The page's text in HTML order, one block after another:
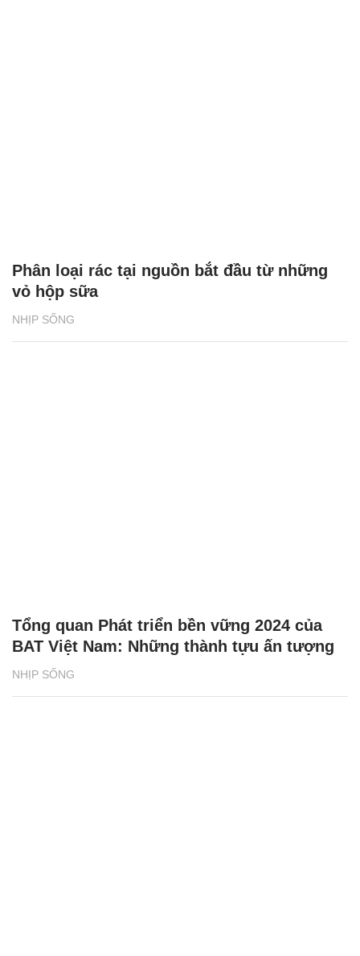
NHỊP SỐNG
Phân loại rác tại nguồn bắt đầu từ những
vỏ hộp sữa
NHỊP SỐNG
Tổng quan Phát triển bền vững 2024 của
BAT Việt Nam: Những thành tựu ấn tượng